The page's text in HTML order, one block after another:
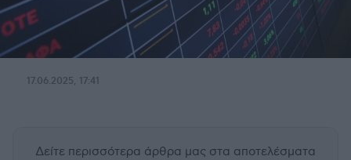
17.06.2025, 17:41
Δείτε περισσότερα άρθρα μας στα αποτελέσματα